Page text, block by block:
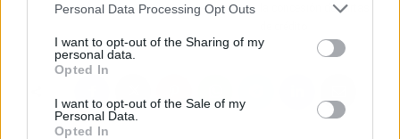
Personal Data Processing Opt Outs
I want to opt-out of the Sharing of my
personal data.
Opted In
I want to opt-out of the Sale of my
Personal Data.
Opted In
mano
la concesión de cartas